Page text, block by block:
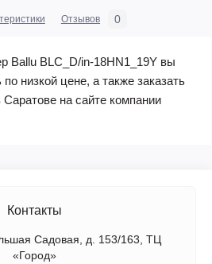
Отзывов 0
Ballu BLC_D/in-18HN1_19Y вы
низкой цене, а также заказать
Саратове на сайте компании
Контакты
Садовая, д. 153/163, ТЦ
«Город»